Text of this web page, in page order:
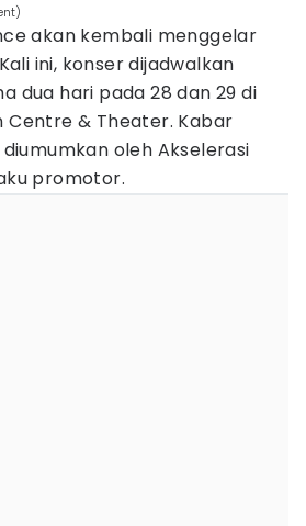
akan kembali menggelar
ini, konser dijadwalkan
dua hari pada 28 dan 29 di
Centre & Theater. Kabar
oleh Akselerasi
promotor.